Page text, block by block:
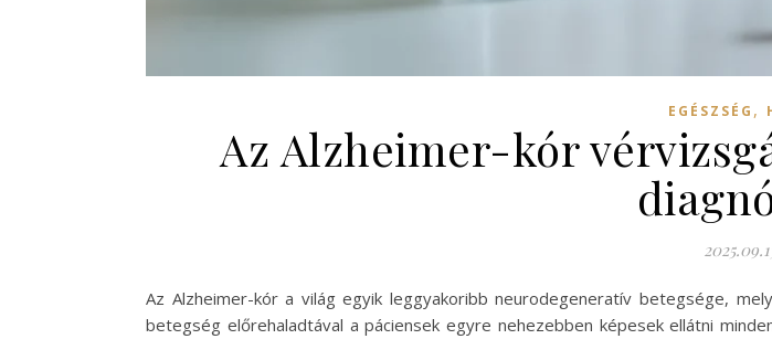
EGÉSZSÉG ,
Az Alzheimer-kór
Az Alzheimer-kór a világ egyik leggyakoribb neurodegeneratív betegsége,
betegség előrehaladtával a páciensek egyre nehezebben képesek ellátni